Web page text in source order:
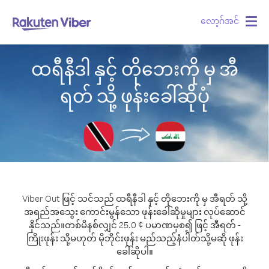
လော့ဂ်အင်
ထရီနီဒါ နှင့် တိုဘေးကို မှ အီ
ရတ် သို့ ဖုန်းခေါ်ဆိုပုံ
Viber Out ဖြင့် သင်သည် ထရီနီဒါ နှင့် တိုဘေးကို မှ အီရတ် သို့
အရည်အသွေး ကောင်းမွန်သော ဖုန်းခေါ်ဆိုမှုများ လုပ်ဆောင်
နိုင်သည်။တစ်မိနစ်လျှင် 25.0 ¢ ပမာဏမှစ၍ ဖြင့် အီရတ် -
ကြိုးဖုန်း သို့မဟုတ် မိုဘိုင်းဖုန်း မည်သည့်နံပါတ်သို့မဆို ဖုန်း
ခေါ်ဆိုပါ။